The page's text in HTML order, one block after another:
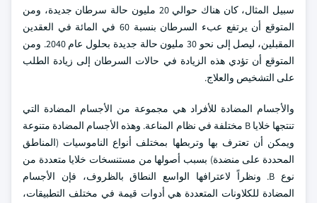
سبيل المثال، كان هناك حوالي 20 مليون حالة سرطان جديدة، ومن
المتوقع أن يرتفع عبء السرطان بنسبة 60 في المائة في العقدين
المقبلين، ليصل إلى نحو 30 مليون حالة جديدة بحلول عام 2040. ومن
المتوقع أن تؤدي هذه الزيادة في حالات السرطان إلى زيادة الطلب
على التشخيص والعلاج.
والأجسام المضادة للأفراد هي مجموعة من الأجسام المضادة التي
تنتجها خلايا B مختلفة في نظام المناعة. وهذه الأجسام المضادة متنوعة
ويمكن أن تعترف بها وتربطها بمختلف أنواع الناموسيات (المناطق
المحددة على منضدة) بسبب أصولها من مستنسخات خلايا متعددة من
نوع B. ونظراً لاعترافها الواسع النطاق بالظروف، فإن الأجسام
المضادة للكلاونات المتعددة هي أدوات قيمة في مختلف التطبيقات،